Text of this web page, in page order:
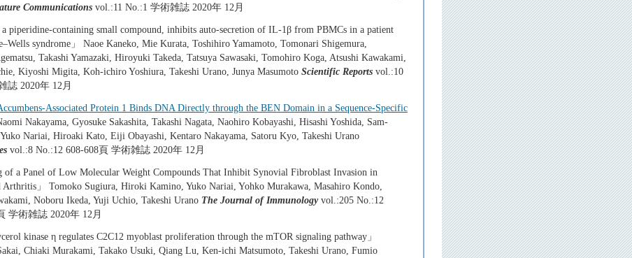
Communications vol.:11 No.:1 学術雑誌 2020年 12月
a piperidine-containing small compound, inhibits auto-secretion of IL-1β from PBMCs in a patient
syndrome」 Naoe Kaneko, Mie Kurata, Toshihiro Yamamoto, Tomonari Shigemura,
Takashi Yamazaki, Hiroyuki Takeda, Tatsuya Sawasaki, Tomohiro Koga, Atsushi Kawakami,
Kiyoshi Migita, Koh-ichiro Yoshiura, Takeshi Urano, Junya Masumoto Scientific Reports vol.:10
誌 2020年 12月
Associated Protein 1 Binds DNA Directly through the BEN Domain in a Sequence-Specific
Nakayama, Gyosuke Sakashita, Takashi Nagata, Naohiro Kobayashi, Hisashi Yoshida, Sam-
Nariai, Hiroaki Kato, Eiji Obayashi, Kentaro Nakayama, Satoru Kyo, Takeshi Urano
vol.:8 No.:12 608-608頁 学術雑誌 2020年 12月
of a Panel of Low Molecular Weight Compounds That Inhibit Synovial Fibroblast Invasion in
Arthritis」 Tomoko Sugiura, Hiroki Kamino, Yuko Nariai, Yohko Murakawa, Masahiro Kondo,
Noboru Ikeda, Yuji Uchio, Takeshi Urano The Journal of Immunologyvol.:205 No.:12
学術雑誌 2020年 12月
kinase η regulates C2C12 myoblast proliferation through the mTOR signaling pathway」
Chiaki Murakami, Takako Usuki, Qiang Lu, Ken-ichi Matsumoto, Takeshi Urano, Fumio